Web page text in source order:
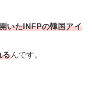
いたINFPの韓国アイ
るんです。